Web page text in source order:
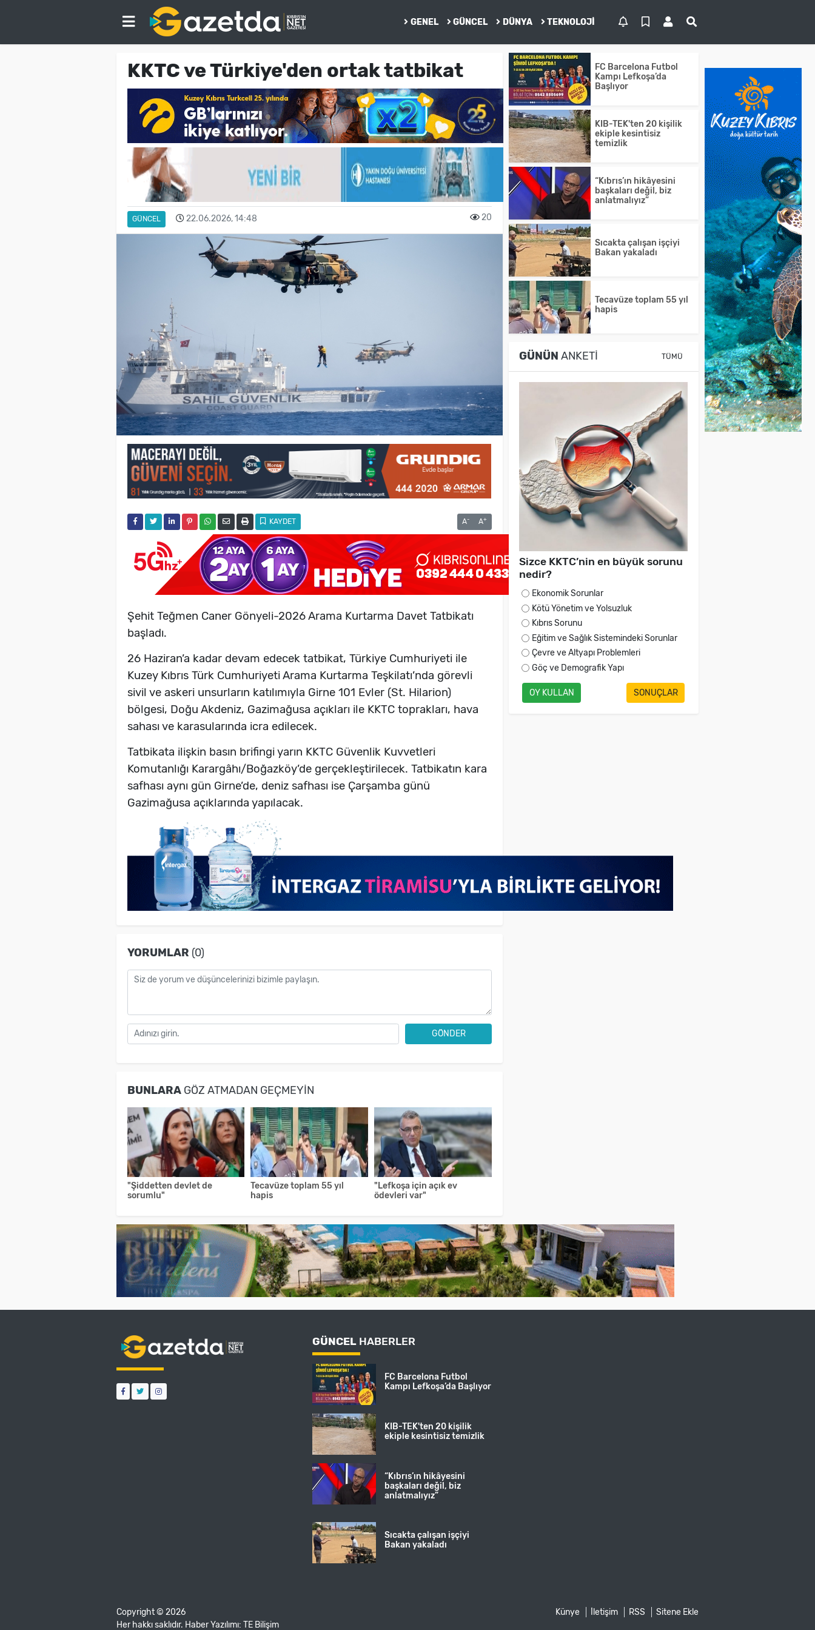
GENEL GÜNCEL DÜNYA TEKNOLOJI
KKTC ve Türkiye'den ortak tatbikat
GÜNCEL 22.06.2026, 14:48 20
KAYDET A- A+
Şehit Teğmen Caner Gönyeli-2026 Arama Kurtarma Davet Tatbikatı
başladı.
26 Haziran’a kadar devam edecek tatbikat, Türkiye Cumhuriyeti ile
Kuzey Kıbrıs Türk Cumhuriyeti Arama Kurtarma Teşkilatı’nda görevli
sivil ve askeri unsurların katılımıyla Girne 101 Evler (St. Hilarion)
bölgesi, Doğu Akdeniz, Gazimağusa açıkları ile KKTC toprakları, hava
sahası ve karasularında icra edilecek.
Tatbikata ilişkin basın brifingi yarın KKTC Güvenlik Kuvvetleri
Komutanlığı Karargâhı/Boğazköy’de gerçekleştirilecek. Tatbikatın kara
safhası aynı gün Girne’de, deniz safhası ise Çarşamba günü
Gazimağusa açıklarında yapılacak.
YORUMLAR (0)
GÖNDER
BUNLARAGÖZ ATMADAN GEÇMEYIN
"Şiddetten devlet de
sorumlu"
Tecavüze toplam 55 yıl
hapis
"Lefkoşa için açık ev
ödevleri var"
FC Barcelona Futbol
Kampı Lefkoşa’da
Başlıyor
KIB-TEK'ten 20 kişilik
ekiple kesintisiz
temizlik
“Kıbrıs’ın hikâyesini
başkaları değil, biz
anlatmalıyız”
Sıcakta çalışan işçiyi
Bakan yakaladı
Tecavüze toplam 55 yıl
hapis
GÜNÜN ANKETI TÜMÜ
Sizce KKTC’nin en büyük sorunu
nedir?
Ekonomik Sorunlar
Kötü Yönetim ve Yolsuzluk
Kıbrıs Sorunu
Eğitim ve Sağlık Sistemindeki Sorunlar
Çevre ve Altyapı Problemleri
Göç ve Demografik Yapı
OY KULLAN SONUÇLAR
GÜNCEL HABERLER
FC Barcelona Futbol
Kampı Lefkoşa’da Başlıyor
KIB-TEK'ten 20 kişilik
ekiple kesintisiz temizlik
“Kıbrıs’ın hikâyesini
başkaları değil, biz
anlatmalıyız”
Sıcakta çalışan işçiyi
Bakan yakaladı
Copyright © 2026
Her hakkı saklıdır. Haber Yazılımı: TE Bilişim
Künye İletişim RSS Sitene Ekle